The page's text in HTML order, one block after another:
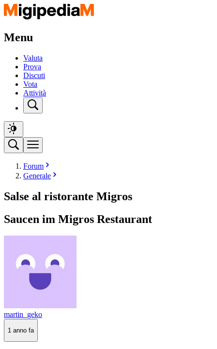
Menu
Valuta
Prova
Discuti
Vota
Attività
Forum
Generale
Salse al ristorante Migros
Saucen im Migros Restaurant
martin_geko
1 anno fa